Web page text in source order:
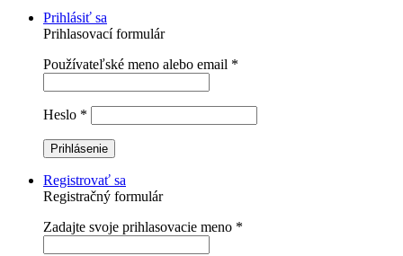
Prihlásiť sa
Prihlasovací formulár
Používateľské meno alebo email *
Heslo *
Registrovať sa
Registračný formulár
Zadajte svoje prihlasovacie meno *